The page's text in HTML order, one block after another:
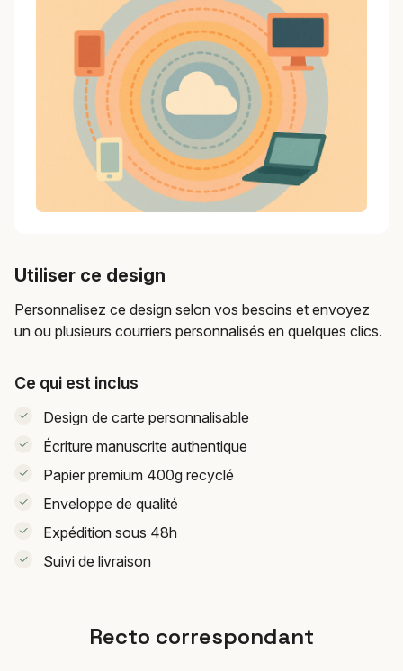
Utiliser ce design
Personnalisez ce design selon vos besoins et envoyez
un ou plusieurs courriers personnalisés en quelques clics.
Ce qui est inclus
Design de carte personnalisable
Écriture manuscrite authentique
Papier premium 400g recyclé
Enveloppe de qualité
Expédition sous 48h
Suivi de livraison
Recto correspondant